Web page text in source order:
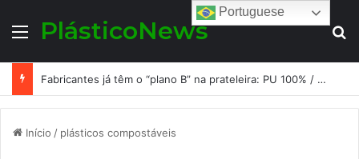
MenuPlásticoNews
Fabricantes já têm o “plano B” na prateleira: PU 100% / NC-free existe, mas ainda é pouco usado: a hora é transformar isso em projeto de resiliência
Início / plásticos compostáveis
Portuguese